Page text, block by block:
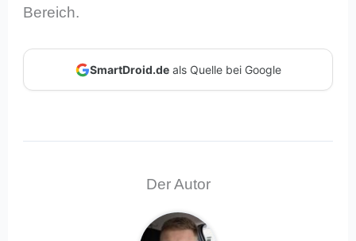
Bereich.
SmartDroid.deals Quelle bei Google
Der Autor